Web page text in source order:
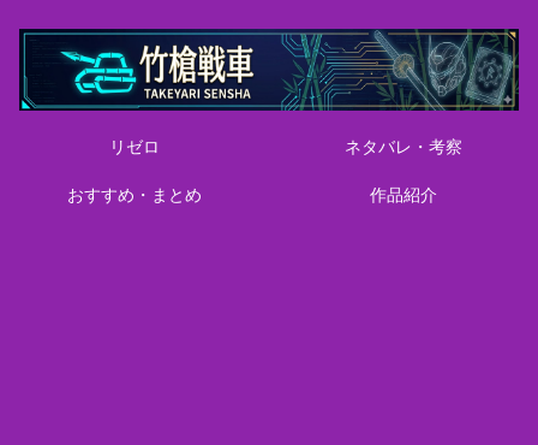
リゼロ ネタバレ・考察
おすすめ・まとめ 作品紹介